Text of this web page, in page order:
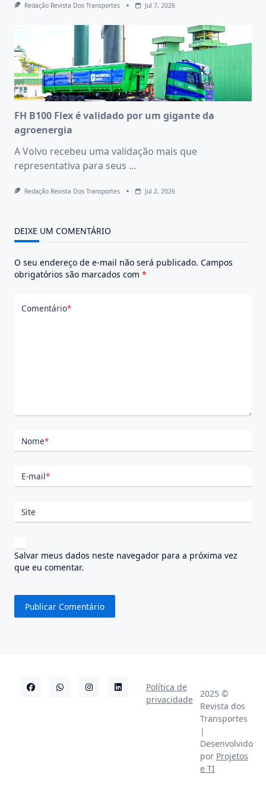
Redação Revista Dos Transportes Jul 7, 2026
FH B100 Flex é validado por um gigante da
agroenergia
A Volvo recebeu uma validação mais que
representativa para seus ...
Redação Revista Dos Transportes Jul 2, 2026
DEIXE UM COMENTÁRIO
O seu endereço de e-mail não será publicado. Campos
obrigatórios são marcados com *
Comentário*
Nome*
E-mail*
Site
Salvar meus dados neste navegador para a próxima vez
que eu comentar.
Política de
privacidade
2025 ©
Revista dos
Transportes
|
Desenvolvido
por Projetos
e TI